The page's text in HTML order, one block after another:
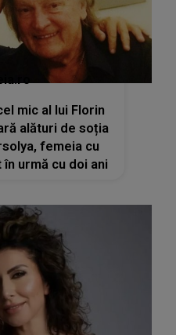
mic al lui Florin
alături de soția
femeia cu
urmă cu doi ani